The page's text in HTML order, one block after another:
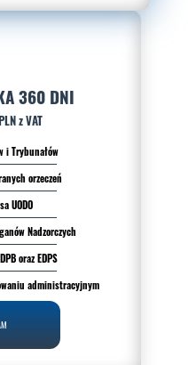
360 DNI
z VAT
i Trybunałów
orzeczeń
UODO
Nadzorczych
oraz EDPS
administracyjnym